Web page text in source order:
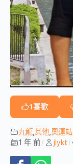
1喜歡
九龍 其他 奧運站
1 年 前 / jlykt /